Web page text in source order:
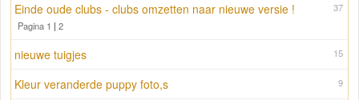
37
Einde oude clubs - clubs omzetten naar nieuwe versie !
Pagina 1 | 2
15
nieuwe tuigjes
9
Kleur veranderde puppy foto,s